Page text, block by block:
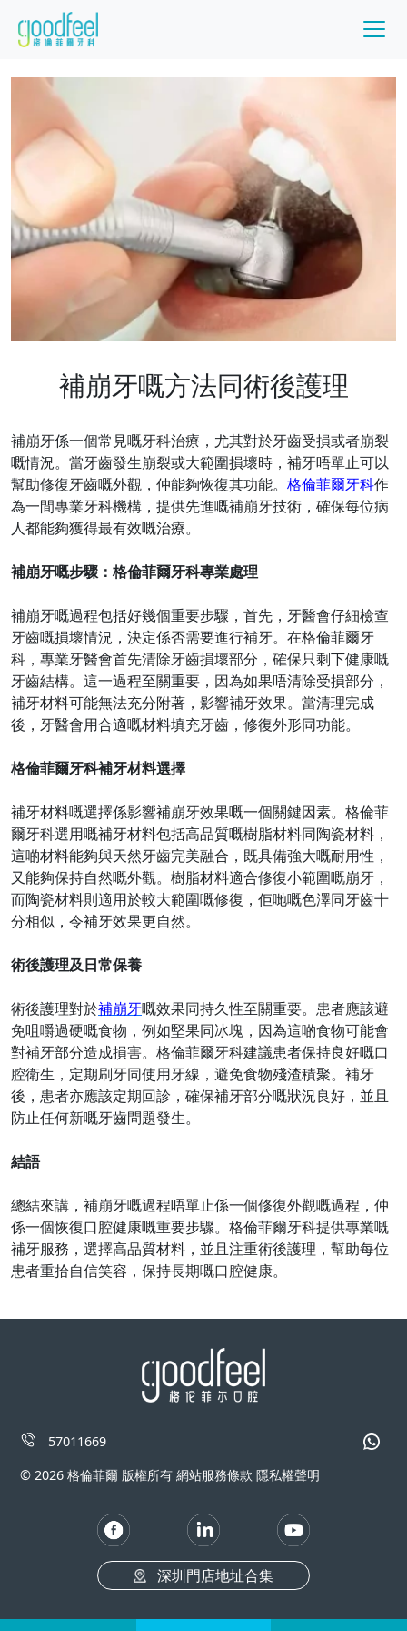
補崩牙嘅方法同術後護理
補崩牙係一個常見嘅牙科治療，尤其對於牙齒受損或者崩裂
嘅情況。當牙齒發生崩裂或大範圍損壞時，補牙唔單止可以
幫助修復牙齒嘅外觀，仲能夠恢復其功能。 格倫菲爾牙科作
為一間專業牙科機構，提供先進嘅補崩牙技術，確保每位病
人都能夠獲得最有效嘅治療。
補崩牙嘅步驟：格倫菲爾牙科專業處理
補崩牙嘅過程包括好幾個重要步驟，首先，牙醫會仔細檢查
牙齒嘅損壞情況，決定係否需要進行補牙。在格倫菲爾牙
科，專業牙醫會首先清除牙齒損壞部分，確保只剩下健康嘅
牙齒結構。這一過程至關重要，因為如果唔清除受損部分，
補牙材料可能無法充分附著，影響補牙效果。當清理完成
後，牙醫會用合適嘅材料填充牙齒，修復外形同功能。
格倫菲爾牙科補牙材料選擇
補牙材料嘅選擇係影響補崩牙效果嘅一個關鍵因素。格倫菲
爾牙科選用嘅補牙材料包括高品質嘅樹脂材料同陶瓷材料，
這啲材料能夠與天然牙齒完美融合，既具備強大嘅耐用性，
又能夠保持自然嘅外觀。樹脂材料適合修復小範圍嘅崩牙，
而陶瓷材料則適用於較大範圍嘅修復，佢哋嘅色澤同牙齒十
分相似，令補牙效果更自然。
術後護理及日常保養
術後護理對於補崩牙嘅效果同持久性至關重要。患者應該避
免咀嚼過硬嘅食物，例如堅果同冰塊，因為這啲食物可能會
對補牙部分造成損害。格倫菲爾牙科建議患者保持良好嘅口
腔衛生，定期刷牙同使用牙線，避免食物殘渣積聚。補牙
後，患者亦應該定期回診，確保補牙部分嘅狀況良好，並且
防止任何新嘅牙齒問題發生。
結語
總結來講，補崩牙嘅過程唔單止係一個修復外觀嘅過程，仲
係一個恢復口腔健康嘅重要步驟。格倫菲爾牙科提供專業嘅
補牙服務，選擇高品質材料，並且注重術後護理，幫助每位
患者重拾自信笑容，保持長期嘅口腔健康。
57011669
© 2026 格倫菲爾 版權所有 網站服務條款 隱私權聲明
深圳門店地址合集